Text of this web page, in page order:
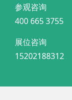
参观咨询
400 665 3755
展位咨询
15202188312